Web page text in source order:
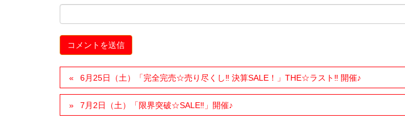
6月25日（土）「完全完売☆売り尽くし‼︎ 決算SALE！」THE☆ラスト‼︎ 開催♪
7月2日（土）「限界突破☆SALE‼︎」開催♪